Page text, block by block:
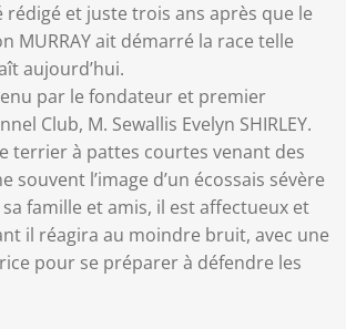
rédigé et juste trois ans après que le
MURRAY ait démarré la race telle
aujourd’hui.
par le fondateur et premier
Club, M. Sewallis Evelyn SHIRLEY.
terrier à pattes courtes venant des
souvent l’image d’un écossais sévère
famille et amis, il est affectueux et
il réagira au moindre bruit, avec une
pour se préparer à défendre les